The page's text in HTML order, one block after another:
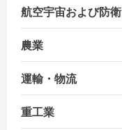
航空宇宙および防衛
農業
運輸・物流
重工業